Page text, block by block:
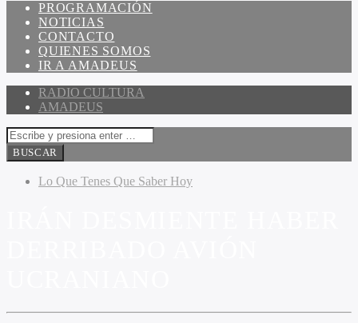
PROGRAMACIÓN
NOTICIAS
CONTACTO
QUIENES SOMOS
IR A AMADEUS
RADIO CULTURA
AMADEUS
Lo Que Tenes Que Saber Hoy